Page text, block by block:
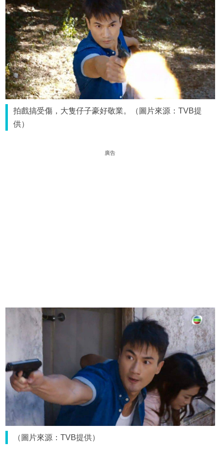
拍戲搞受傷，大隻仔子豪好敬業。（圖片來源：TVB提
供）
廣告
（圖片來源：TVB提供）